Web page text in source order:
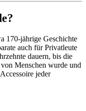
170-jährige Geschichte
auch für Privatleute
dauern, bis die
Menschen wurde und
jeder